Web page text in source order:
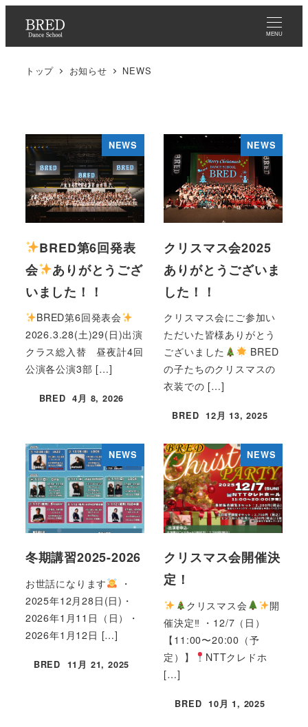
MENU
トップ お知らせ NEWS
NEWS
BRED第6回発表
会
ありがとうござ
いました！！
BRED第6回発表会
2026.3.28(土)29(日)出演
クラス総入替 昼夜計4回
公演各公演3部 […]
BRED
投稿日
4月 8, 2026
NEWS
クリスマス会2025
ありがとうございま
した！！
クリスマス会にご参加い
ただいた皆様ありがとう
ございました
BRED
の子たちのクリスマスの
衣装での […]
BRED
投稿日
12月 13, 2025
NEWS
冬期講習2025-2026
お世話になります
・
2025年12月28日(日)・
2026年1月11日（日）・
2026年1月12日 […]
BRED
投稿日
11月 21, 2025
NEWS
クリスマス会開催決
定！
クリスマス会
開
催決定‼︎ ・12/7（日）
【11:00〜20:00（予
定）】
NTTクレドホ
[…]
BRED
投稿日
10月 1, 2025